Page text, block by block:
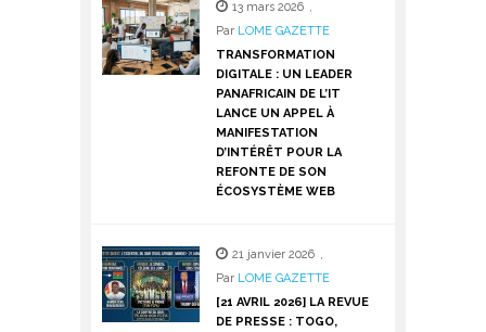
13 mars 2026
Par LOME GAZETTE
TRANSFORMATION
DIGITALE : UN LEADER
PANAFRICAIN DE L’IT
LANCE UN APPEL À
MANIFESTATION
D’INTÉRÊT POUR LA
REFONTE DE SON
ÉCOSYSTÈME WEB
21 janvier 2026
Par LOME GAZETTE
[21 AVRIL 2026] LA REVUE
DE PRESSE : TOGO,